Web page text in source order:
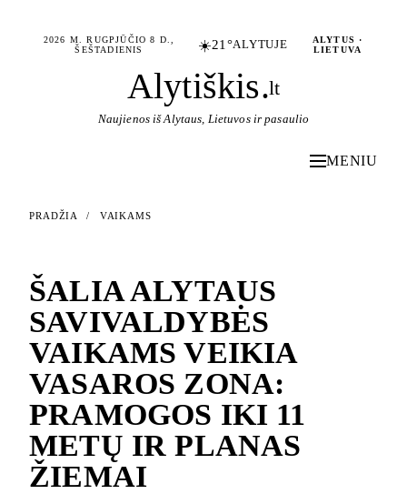
2026 M. RUGPJŪČIO 8 D.,
ŠEŠTADIENIS
☀️21°ALYTUJE
ALYTUS ·
LIETUVA
Alytiškis.lt
Naujienos iš Alytaus, Lietuvos ir pasaulio
MENIU
PRADŽIA / VAIKAMS
ŠALIA ALYTAUS
SAVIVALDYBĖS
VAIKAMS VEIKIA
VASAROS ZONA:
PRAMOGOS IKI 11
METŲ IR PLANAS
ŽIEMAI